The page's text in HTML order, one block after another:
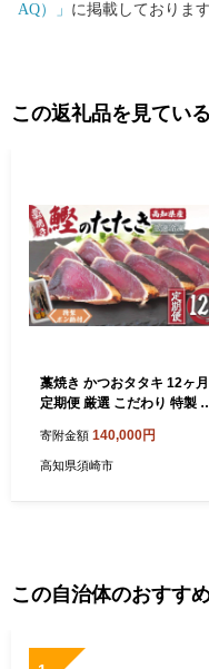
AQ）」 に掲載しておりま
この返礼品を見てい
藁焼き かつおタタキ 12ヶ月
定期便 厳選 こだわり 特製
月 12カ月 1年 高知県産 定期
便 12回 わらやき 鰹 の たた
柵 節 須崎
寄附金額 140,000円
高知県須崎市
この自治体のおすす